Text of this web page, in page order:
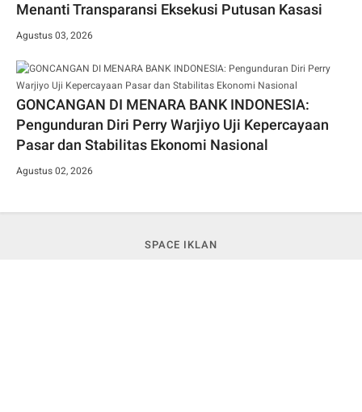
Menanti Transparansi Eksekusi Putusan Kasasi
Agustus 03, 2026
GONCANGAN DI MENARA BANK INDONESIA:
Pengunduran Diri Perry Warjiyo Uji Kepercayaan
Pasar dan Stabilitas Ekonomi Nasional
Agustus 02, 2026
SPACE IKLAN